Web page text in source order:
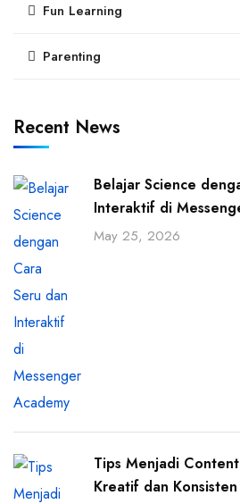
Fun Learning
Parenting
Recent News
Belajar Science
Interaktif di
May 25, 2026
Tips Menjadi
Kreatif dan Konsisten